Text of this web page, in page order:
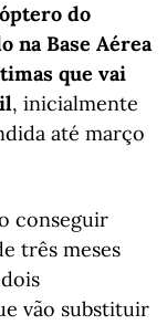
do
na Base Aérea
que vai
, inicialmente
até março
conseguir
três meses
vão substituir